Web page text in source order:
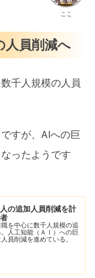
ここ
人員削減へ
千人規模の人員
すが、AIへの巨
ったようです
の追加人員削減を計
を中心に数千人規模の追
人工知能（ＡＩ）への巨
員削減を進めている。